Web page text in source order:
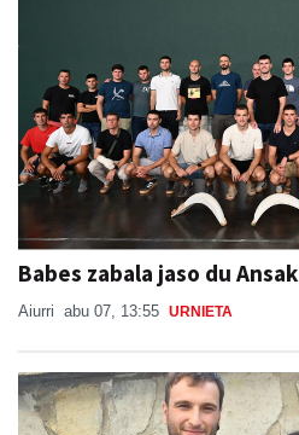
Babes zabala jaso du Ansak
Aiurri abu 07, 13:55 URNIETA